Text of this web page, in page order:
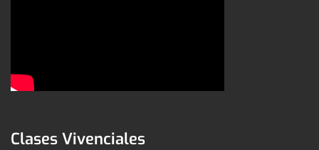
Clases Vivenciales